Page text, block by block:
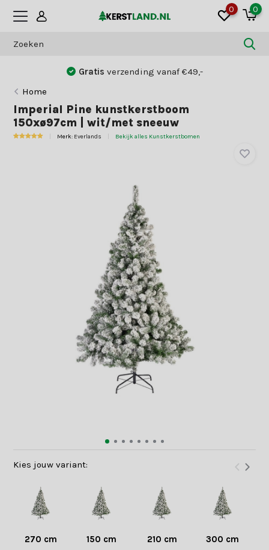
0 0
Gratis verzending vanaf €49,-
Home
Imperial Pine kunstkerstboom
150xø97cm | wit/met sneeuw
Merk: Everlands Bekijk alles Kunstkerstbomen
Kies jouw variant:
270 cm 150 cm 210 cm 300 cm